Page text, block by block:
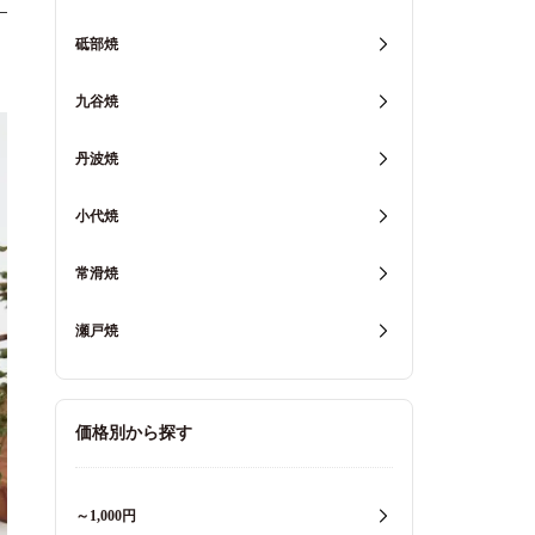
砥部焼
九谷焼
丹波焼
小代焼
常滑焼
瀬戸焼
価格別から探す
～1,000円